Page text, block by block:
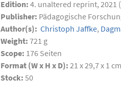
Edition: 4. unaltered reprint, 2021
Publisher: Pädagogische
Author(s): Christoph Jaffke,
Weight: 721 g
Scope: 176 Seiten
Format (W x H x D): 21 x 29,7 x 1 cm
Stock: 50